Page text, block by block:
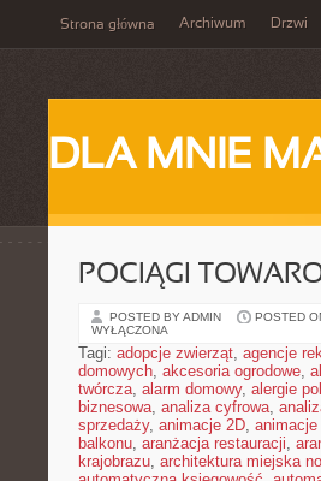
Strona główna Archiwum Drzwi
DLA MNIE
POCIĄGI
POSTED BY ADMIN POSTED
WYŁĄCZONA
Tagi: adopcje zwierząt, agencje
domowych, akcesoria ogrodowe,
twórcza, alarm domowy, alergie
biznesowa, analiza cyfrowa,
sprzedaży, animacje 2D, animacje
balkonu, aranżacja restauracji,
krajobrazu, architektura miejska